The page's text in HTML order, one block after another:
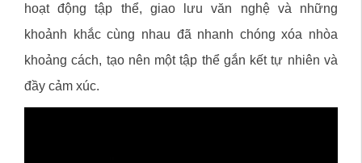
hoạt động tập thể, giao lưu văn nghệ và những
khoảnh khắc cùng nhau đã nhanh chóng xóa nhòa
khoảng cách, tạo nên một tập thể gắn kết tự nhiên và
đầy cảm xúc.